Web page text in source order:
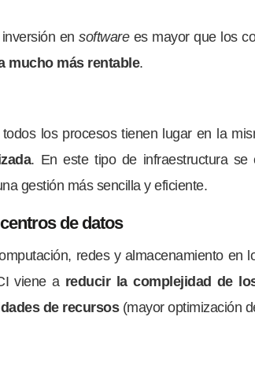
inversión ensoftwarees mayor que los
mucho más rentable.
los procesos tienen lugar en la
. En este tipo de infraestructura se
gestión más sencilla y eficiente.
de datos
redes y almacenamiento en
viene a reducir la complejidad de
de recursos(mayor optimización